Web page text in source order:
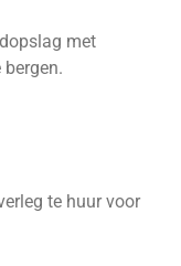
met
te huur voor